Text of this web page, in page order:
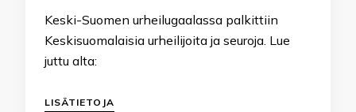
Keski-Suomen urheilugaalassa palkittiin
Keskisuomalaisia urheilijoita ja seuroja. Lue
juttu alta:
LISÄTIETOJA